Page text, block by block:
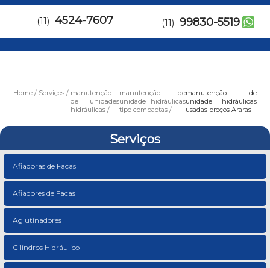
(11) 4524-7607 (11) 99830-5519
Home Serviços
manutenção
de unidades
hidráulicas
manutenção de
unidade hidráulicas
tipo compactas
manutenção de
unidade hidráulicas
usadas preços Araras
Serviços
Afiadoras de Facas
Afiadores de Facas
Aglutinadores
Cilindros Hidráulico